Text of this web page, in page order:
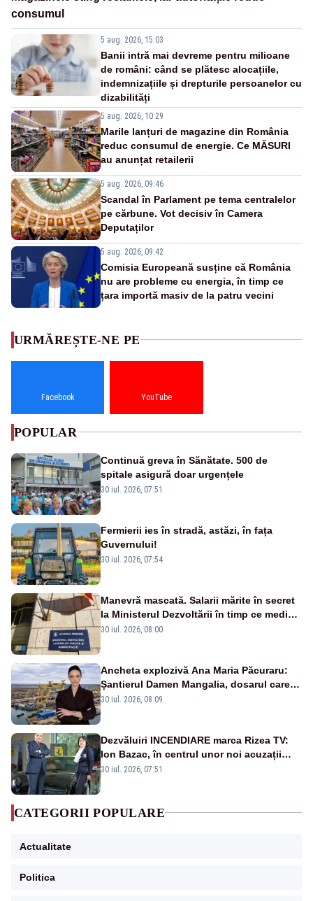
consumul
5 aug. 2026, 15:03
Banii intră mai devreme pentru milioane
de români: când se plătesc alocațiile,
indemnizațiile și drepturile persoanelor cu
dizabilități
5 aug. 2026, 10:29
Marile lanțuri de magazine din România
reduc consumul de energie. Ce MĂSURI
au anunțat retailerii
5 aug. 2026, 09:46
Scandal în Parlament pe tema centralelor
pe cărbune. Vot decisiv în Camera
Deputaților
5 aug. 2026, 09:42
Comisia Europeană susține că România
nu are probleme cu energia, în timp ce
țara importă masiv de la patru vecini
URMĂREȘTE-NE PE
Facebook YouTube
POPULAR
Continuă greva în Sănătate. 500 de
spitale asigură doar urgențele
30 iul. 2026, 07:51
Fermierii ies în stradă, astăzi, în fața
Guvernului!
30 iul. 2026, 07:54
Manevră mascată. Salarii mărite în secret
la Ministerul Dezvoltării în timp ce medicii
ies în stradă
30 iul. 2026, 08:00
Ancheta explozivă Ana Maria Păcuraru:
Șantierul Damen Mangalia, dosarul care
scufundă apărarea României
30 iul. 2026, 08:09
Dezvăluiri INCENDIARE marca Rizea TV:
Ion Bazac, în centrul unor noi acuzații
publice
30 iul. 2026, 07:51
CATEGORII POPULARE
Actualitate
Politica